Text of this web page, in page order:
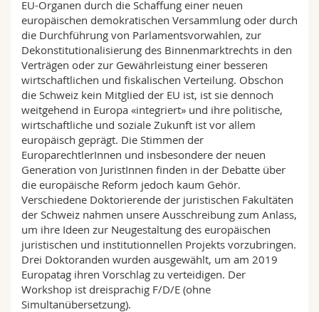
EU-Organen durch die Schaffung einer neuen
europäischen demokratischen Versammlung oder durch
die Durchführung von Parlamentsvorwahlen, zur
Dekonstitutionalisierung des Binnenmarktrechts in den
Verträgen oder zur Gewährleistung einer besseren
wirtschaftlichen und fiskalischen Verteilung. Obschon
die Schweiz kein Mitglied der EU ist, ist sie dennoch
weitgehend in Europa «integriert» und ihre politische,
wirtschaftliche und soziale Zukunft ist vor allem
europäisch geprägt. Die Stimmen der
EuroparechtlerInnen und insbesondere der neuen
Generation von JuristInnen finden in der Debatte über
die europäische Reform jedoch kaum Gehör.
Verschiedene Doktorierende der juristischen Fakultäten
der Schweiz nahmen unsere Ausschreibung zum Anlass,
um ihre Ideen zur Neugestaltung des europäischen
juristischen und institutionnellen Projekts vorzubringen.
Drei Doktoranden wurden ausgewählt, um am 2019
Europatag ihren Vorschlag zu verteidigen. Der
Workshop ist dreisprachig F/D/E (ohne
Simultanübersetzung).